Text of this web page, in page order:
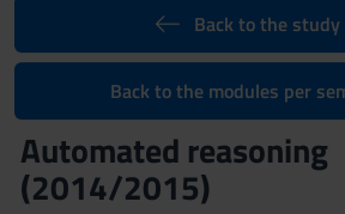
Back to the study
Back to the modules per
Automated reasoning
(2014/2015)